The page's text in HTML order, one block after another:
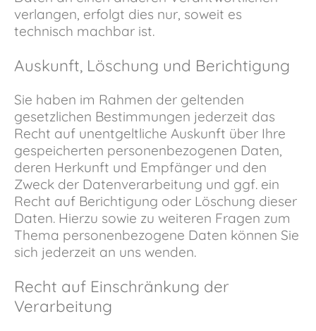
verlangen, erfolgt dies nur, soweit es
technisch machbar ist.
Auskunft, Löschung und Berichtigung
Sie haben im Rahmen der geltenden
gesetzlichen Bestimmungen jederzeit das
Recht auf unentgeltliche Auskunft über Ihre
gespeicherten personenbezogenen Daten,
deren Herkunft und Empfänger und den
Zweck der Datenverarbeitung und ggf. ein
Recht auf Berichtigung oder Löschung dieser
Daten. Hierzu sowie zu weiteren Fragen zum
Thema personenbezogene Daten können Sie
sich jederzeit an uns wenden.
Recht auf Einschränkung der
Verarbeitung